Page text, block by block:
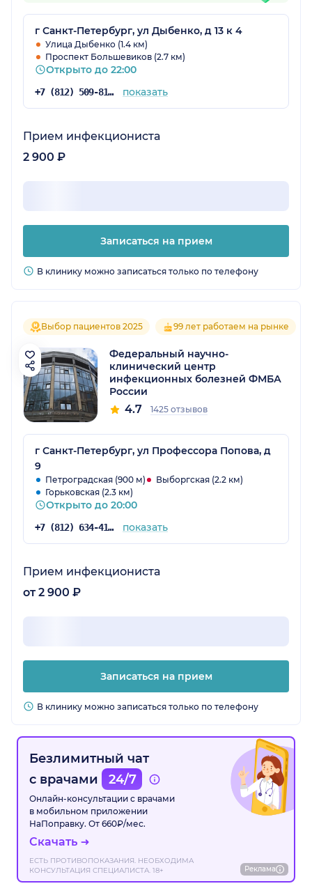
г Санкт-Петербург, ул Дыбенко, д 13 к 4
Улица Дыбенко (1.4 км)
Проспект Большевиков (2.7 км)
Открыто до 22:00
+7 (812) 509-81-68 показать
Прием инфекциониста
2 900 ₽
Записаться на прием
В клинику можно записаться только по телефону
Выбор пациентов 2025 99 лет работаем на рынке
Федеральный научно-
клинический центр
инфекционных болезней ФМБА
России
4.7 1425 отзывов
г Санкт-Петербург, ул Профессора Попова, д
9
Петроградская (900 м)
Выборгская (2.2 км)
Горьковская (2.3 км)
Открыто до 20:00
+7 (812) 634-41-07 показать
Прием инфекциониста
от 2 900 ₽
Записаться на прием
В клинику можно записаться только по телефону
Безлимитный чат
с врачами
24/7
Онлайн-консультации с врачами
в мобильном приложении
НаПоправку. От 660₽/мес.
Скачать
ЕСТЬ ПРОТИВОПОКАЗАНИЯ. НЕОБХОДИМА
КОНСУЛЬТАЦИЯ СПЕЦИАЛИСТА. 18+
Реклама